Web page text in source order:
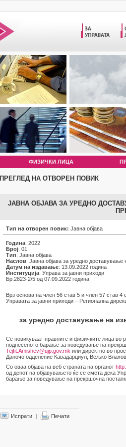
ФИЗИЧКИ ЛИЦА
ПРЕГЛЕД НА ОТВОРЕН ПОВИК
ЈАВНА ОБЈАВА ЗА УРЕДНО
Тип на отворен повик: Јавна објава
Година: 2022
Број: 01
Тип: Јавна објава
Наслов: Јавна објава за уредно
Датум на издавање: 13.09.2022 година
Институција: Управа за јавни приходи
Бр.2823-2/5 од 07.09.2022 година
Врз основа на член 56 став 5 и член 57 став
Управата за јавни приходи – Регионална
за уредно доставување на
Се повикуваат правните и физичките лица во
поднесеното барање за поведување на
Tejfit.Amishev@ujp.gov.mk или директно во
Даночо одделение Кавадарциул, Вељко
Со оваа објава на веб страната на органот
од денот на објавувањето ќе се смета дека
барање за поведување на прекршочна
Испрати | Печати